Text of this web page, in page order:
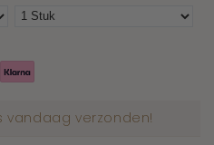
vandaag verzonden!